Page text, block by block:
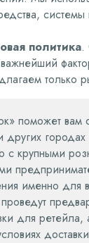
системы
политика.
только
поможет вам
других
с крупными
именно для
для ретейла,